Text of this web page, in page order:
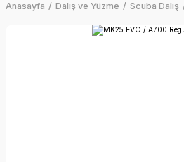
Anasayfa Dalış ve Yüzme Scuba Dalış